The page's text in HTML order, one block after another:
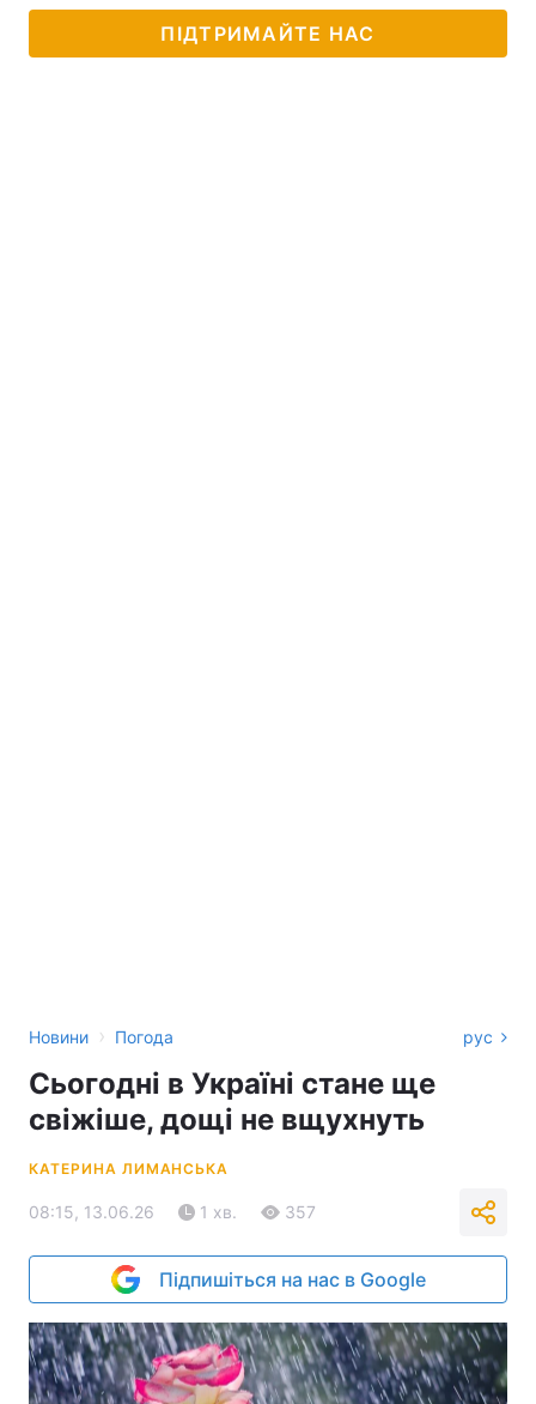
ПІДТРИМАЙТЕ НАС
Новини › Погода рус
Сьогодні в Україні стане ще
свіжіше, дощі не вщухнуть
КАТЕРИНА ЛИМАНСЬКА
08:15, 13.06.26 1 хв. 357
Підпишіться на нас в Google